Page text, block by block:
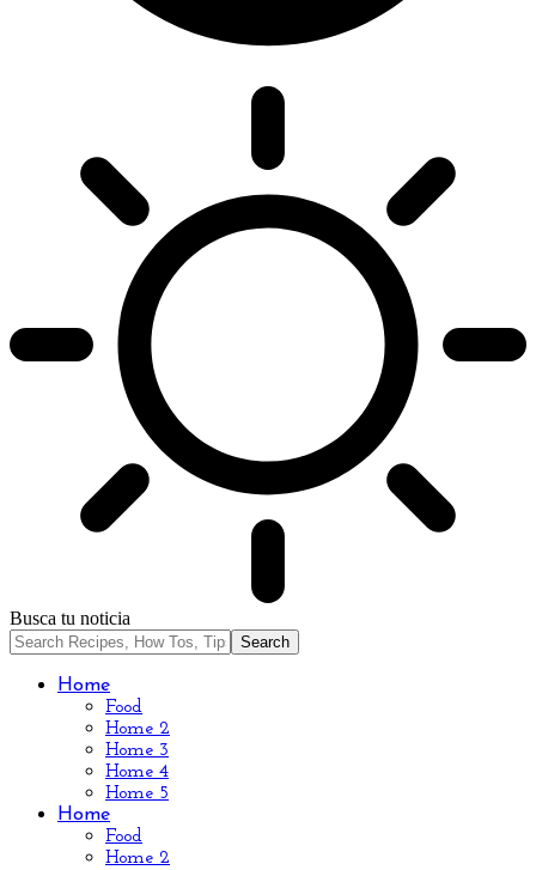
Busca tu noticia
Home
Food
Home 2
Home 3
Home 4
Home 5
Home
Food
Home 2